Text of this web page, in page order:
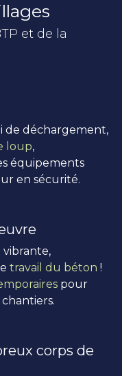
et de la
de déchargement,
loup,
équipements
en sécurité.
vibrante,
travail du béton !
pour
corps de